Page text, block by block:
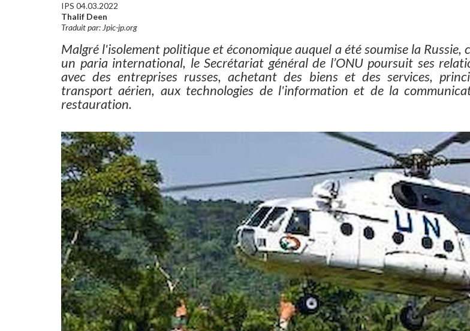
IPS 04.03.2022
Thalif Deen
Traduit par: Jpic-jp.org
Malgré l'isolement politique et économique auquel a été soumise la Russie,
un paria international, le Secrétariat général de l’ONU poursuit ses
avec des entreprises russes, achetant des biens et des services,
transport aérien, aux technologies de l'information et de la
restauration.